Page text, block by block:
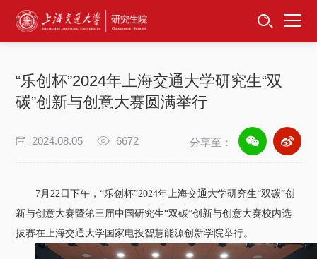
首页
招生工作
卓越工程师
专项工作
“乐创杯”2024年上海交通大学研究生“双
碳”创新与创意大赛圆满举行
2024.08.05 6672 分享至：
7月22日下午，“乐创杯”2024年上海交通大学研究生“双碳”创
新与创意大赛暨第三届中国研究生“双碳”创新与创意大赛校内选
拔赛在上海交通大学国家电投智慧能源创新学院举行。